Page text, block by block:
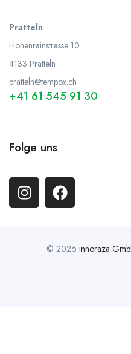
Pratteln
Hohenrainstrasse 10
4133 Pratteln
pratteln@tempox.ch
+41 61 545 91 30
Folge uns
© 2026 innoraza